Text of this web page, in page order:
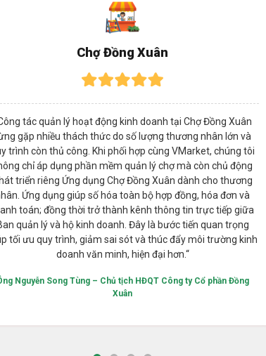
Chợ Đồng Xuân
tác quản lý hoạt động kinh doanh tại Chợ Đồng Xuân
gặp nhiều thách thức do số lượng thương nhân lớn và
trình còn thủ công. Khi phối hợp cùng VMarket, chúng tôi
chỉ áp dụng phần mềm quản lý chợ mà còn chủ động
triển riêng Ứng dụng Chợ Đồng Xuân dành cho thương
Ứng dụng giúp số hóa toàn bộ hợp đồng, hóa đơn và
toán; đồng thời trở thành kênh thông tin trực tiếp giữa
quản lý và hộ kinh doanh. Đây là bước tiến quan trọng
tối ưu quy trình, giảm sai sót và thúc đẩy môi trường kinh
doanh văn minh, hiện đại hơn.“
Nguyễn Song Tùng – Chủ tịch HĐQT Công ty Cổ phần Đồng
Xuân